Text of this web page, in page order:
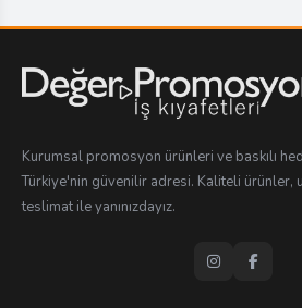
Kurumsal promosyon ürünleri ve baskılı
Türkiye'nin güvenilir adresi. Kaliteli ürünler,
teslimat ile yanınızdayız.